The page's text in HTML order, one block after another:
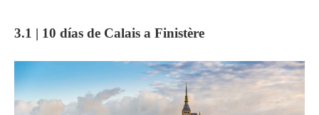
3.1 | 10 días de Calais a Finistère